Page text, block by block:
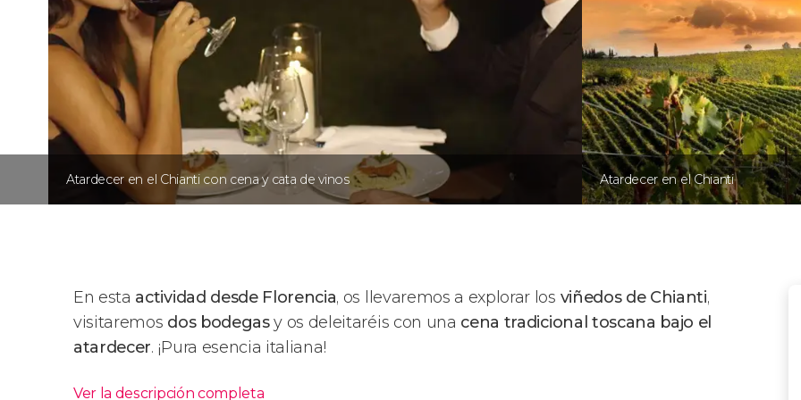
Atardecer en el Chianti con cena y cata de vinos Atardecer en el Chianti
En esta actividad desde Florencia, os llevaremos a explorar los viñedos de Chianti,
visitaremos dos bodegasy os deleitaréis con una cena tradicional toscana bajo el
atardecer. ¡Pura esencia italiana!
Ver la descripción completa